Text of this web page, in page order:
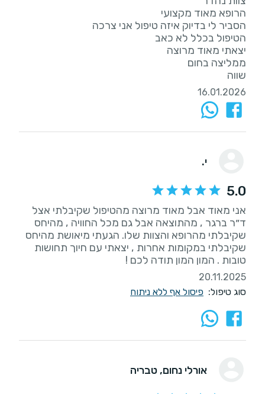
שווה
16.01.2026
י.
5.0
אני מאוד אבל מאוד מרוצה מהטיפול שקיבלתי אצל
ד״ר ברגר , מהתוצאה אבל גם מכל החוויה , מהיחס
שקיבלתי מהרופא והצוות שלו. הגעתי מיאושת מהיחס
שקיבלתי במקומות אחרות , יצאתי עם חיוך תחושות
טובות . המון המון תודה לכם !
20.11.2025
סוג טיפול: פיסול אף ללא ניתוח
אורלי נחום, טבריה